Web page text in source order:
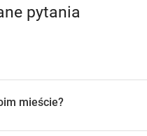
pytania
sklepach w Twojej okolicy,
mieście?